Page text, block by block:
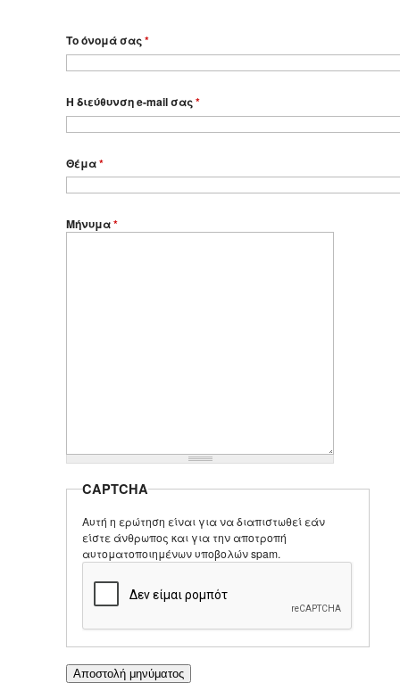
Το όνομά σας*
Η διεύθυνση e-mail σας*
Θέμα*
Μήνυμα*
CAPTCHA
Αυτή η ερώτηση είναι για να διαπιστωθεί εάν
είστε άνθρωπος και για την αποτροπή
αυτοματοποιημένων υποβολών spam.